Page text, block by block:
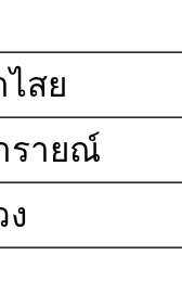
ไสย
รายณ์
ง